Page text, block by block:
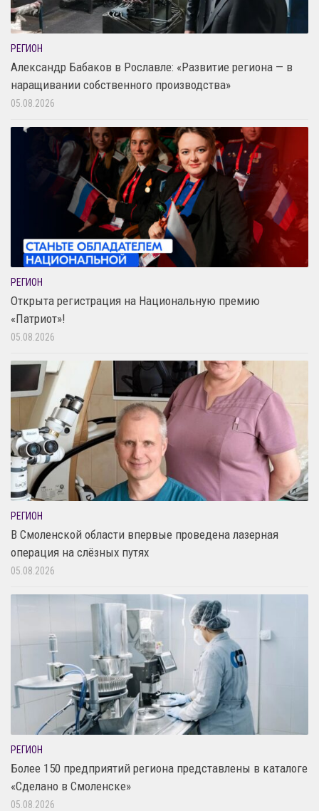
РЕГИОН
Александр Бабаков в Рославле: «Развитие региона — в
наращивании собственного производства»
05.08.2026
РЕГИОН
Открыта регистрация на Национальную премию
«Патриот»!
05.08.2026
РЕГИОН
В Смоленской области впервые проведена лазерная
операция на слёзных путях
05.08.2026
РЕГИОН
Более 150 предприятий региона представлены в каталоге
«Сделано в Смоленске»
05.08.2026